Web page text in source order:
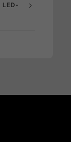
LED-